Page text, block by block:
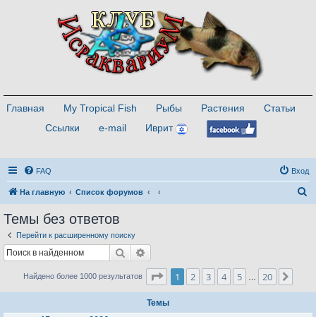
Главная My Tropical Fish Рыбы Растения
Статьи
Ссылки
e-mail Иврит
FAQ Вход
На главную Список форумов
Темы без ответов
Перейти к расширенному поиску
Поиск
Найдено более 1000 результатов Страница1 из
1 2 3 4 5 20
Темы